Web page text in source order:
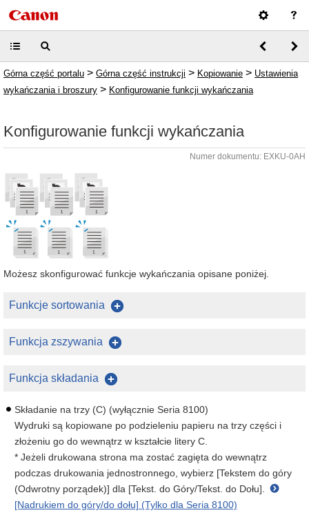
Górna część portalu > Górna część instrukcji > Kopiowanie > Ustawienia
wykańczania i broszury > Konfigurowanie funkcji wykańczania
Konfigurowanie funkcji wykańczania
Numer dokumentu: EXKU-0AH
Możesz skonfigurować funkcje wykańczania opisane poniżej.
Funkcje sortowania
Funkcja zszywania
Funkcja składania
Składanie na trzy (C) (wyłącznie Seria 8100)
Wydruki są kopiowane po podzieleniu papieru na trzy części i
złożeniu go do wewnątrz w kształcie litery C.
* Jeżeli drukowana strona ma zostać zagięta do wewnątrz
podczas drukowania jednostronnego, wybierz [Tekstem do góry
(Odwrotny porządek)] dla [Tekst. do Góry/Tekst. do Dołu].
[Nadrukiem do góry/do dołu] (Tylko dla Seria 8100)